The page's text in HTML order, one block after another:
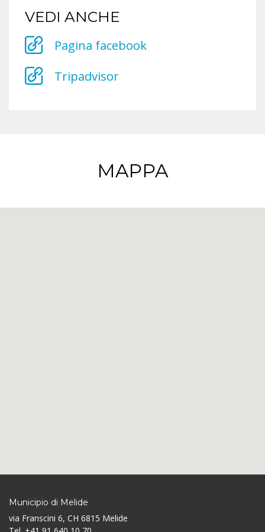
VEDI ANCHE
Pagina facebook
Tripadvisor
MAPPA
Municipio di Melide
via Franscini 6, CH 6815 Melide